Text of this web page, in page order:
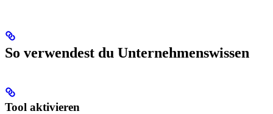
So verwendest du Unternehmenswissen
Tool aktivieren